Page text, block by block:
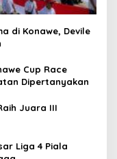
di Konawe, Devile
Cup Race
Dipertanyakan
Juara III
Liga 4 Piala